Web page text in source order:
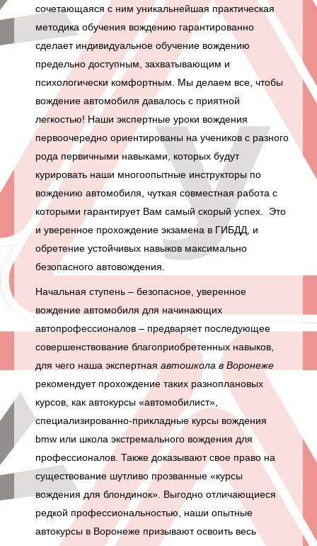
сочетающаяся с ним уникальнейшая практическая
методика обучения вождению гарантированно
сделает индивидуальное обучение вождению
предельно доступным, захватывающим и
психологически комфортным. Мы делаем все, чтобы
вождение автомобиля давалось с приятной
легкостью! Наши экспертные уроки вождения
первоочередно ориентированы на учеников с разного
рода первичными навыками, которых будут
курировать наши многоопытные инструкторы по
вождению автомобиля , чуткая совместная работа с
которыми гарантирует Вам самый скорый успех. Это
и уверенное прохождение экзамена в ГИБДД, и
обретение устойчивых навыков максимально
безопасного автовождения.
Начальная ступень – безопасное, уверенное
вождение автомобиля для начинающих
автопрофессионалов – предваряет последующее
совершенствование благоприобретенных навыков,
для чего наша экспертная автошкола в Воронеже
рекомендует прохождение таких разноплановых
курсов, как автокурсы «автомобилист»,
специализированно-прикладные курсы вождения
bmw или школа экстремального вождения для
профессионалов. Также доказывают свое право на
существование шутливо прозванные «курсы
вождения для блондинок». Выгодно отличающиеся
редкой профессиональностью, наши опытные
автокурсы в Воронеже призывают освоить весь